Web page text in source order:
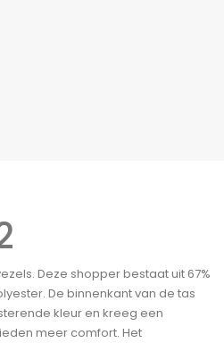
Deze shopper bestaat uit 67%
De binnenkant van de tas
kleur en kreeg een
meer comfort. Het